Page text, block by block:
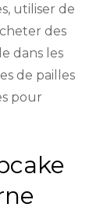
utiliser de
des
dans les
de pailles
pour